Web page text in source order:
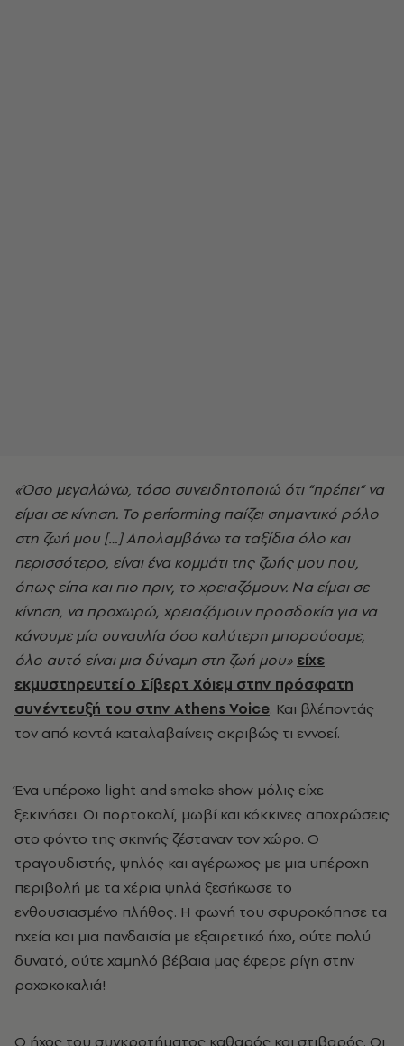
«Όσο μεγαλώνω, τόσο συνειδητοποιώ ότι “πρέπει” να
είμαι σε κίνηση. Το performing παίζει σημαντικό ρόλο
στη ζωή μου […] Απολαμβάνω τα ταξίδια όλο και
περισσότερο, είναι ένα κομμάτι της ζωής μου που,
όπως είπα και πιο πριν, το χρειαζόμουν. Να είμαι σε
κίνηση, να προχωρώ, χρειαζόμουν προσδοκία για να
κάνουμε μία συναυλία όσο καλύτερη μπορούσαμε,
όλο αυτό είναι μια δύναμη στη ζωή μου» είχε
εκμυστηρευτεί ο Σίβερτ Χόιεμ στην πρόσφατη
συνέντευξή του στην Athens Voice. Και βλέποντάς
τον από κοντά καταλαβαίνεις ακριβώς τι εννοεί.
Ένα υπέροχο light and smoke show μόλις είχε
ξεκινήσει. Οι πορτοκαλί, μωβί και κόκκινες αποχρώσεις
στο φόντο της σκηνής ζέσταναν τον χώρο. Ο
τραγουδιστής, ψηλός και αγέρωχος με μια υπέροχη
περιβολή με τα χέρια ψηλά ξεσήκωσε το
ενθουσιασμένο πλήθος. Η φωνή του σφυροκόπησε τα
ηχεία και μια πανδαισία με εξαιρετικό ήχο, ούτε πολύ
δυνατό, ούτε χαμηλό βέβαια μας έφερε ρίγη στην
ραχοκοκαλιά!
Ο ήχος του συγκροτήματος καθαρός και στιβαρός. Οι